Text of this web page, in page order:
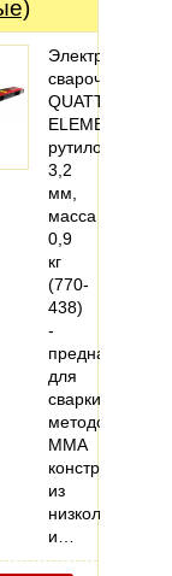
Электроды
сварочные
QUATTRO
ELEMENTI
рутиловые,
3,2
мм,
масса
0,9
кг
(770-
438)
-
предназначен
для
сварки
методом
MMA
конструкций
из
и…